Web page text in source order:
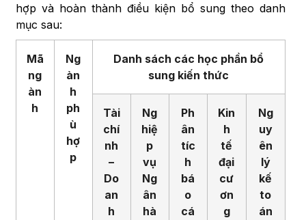
hợp và hoàn thành điều kiện bổ sung theo danh
mục sau:
Mã
ng
àn
h
Ng
àn
h
ph
ù
hợ
p
Danh sách các học phần bổ
sung kiến thức
Tài
chí
nh
–
Do
an
h
Ng
hiệ
p
vụ
Ng
ân
hà
Ph
ân
tíc
h
bá
o
cá
Kin
h
tế
đại
cư
ơn
g
Ng
uy
ên
lý
kế
to
án